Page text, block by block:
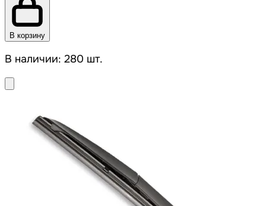
В корзину
В наличии: 280 шт.